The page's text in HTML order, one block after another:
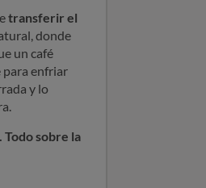
transferir el
donde
un café
para enfriar
y lo
sobre la